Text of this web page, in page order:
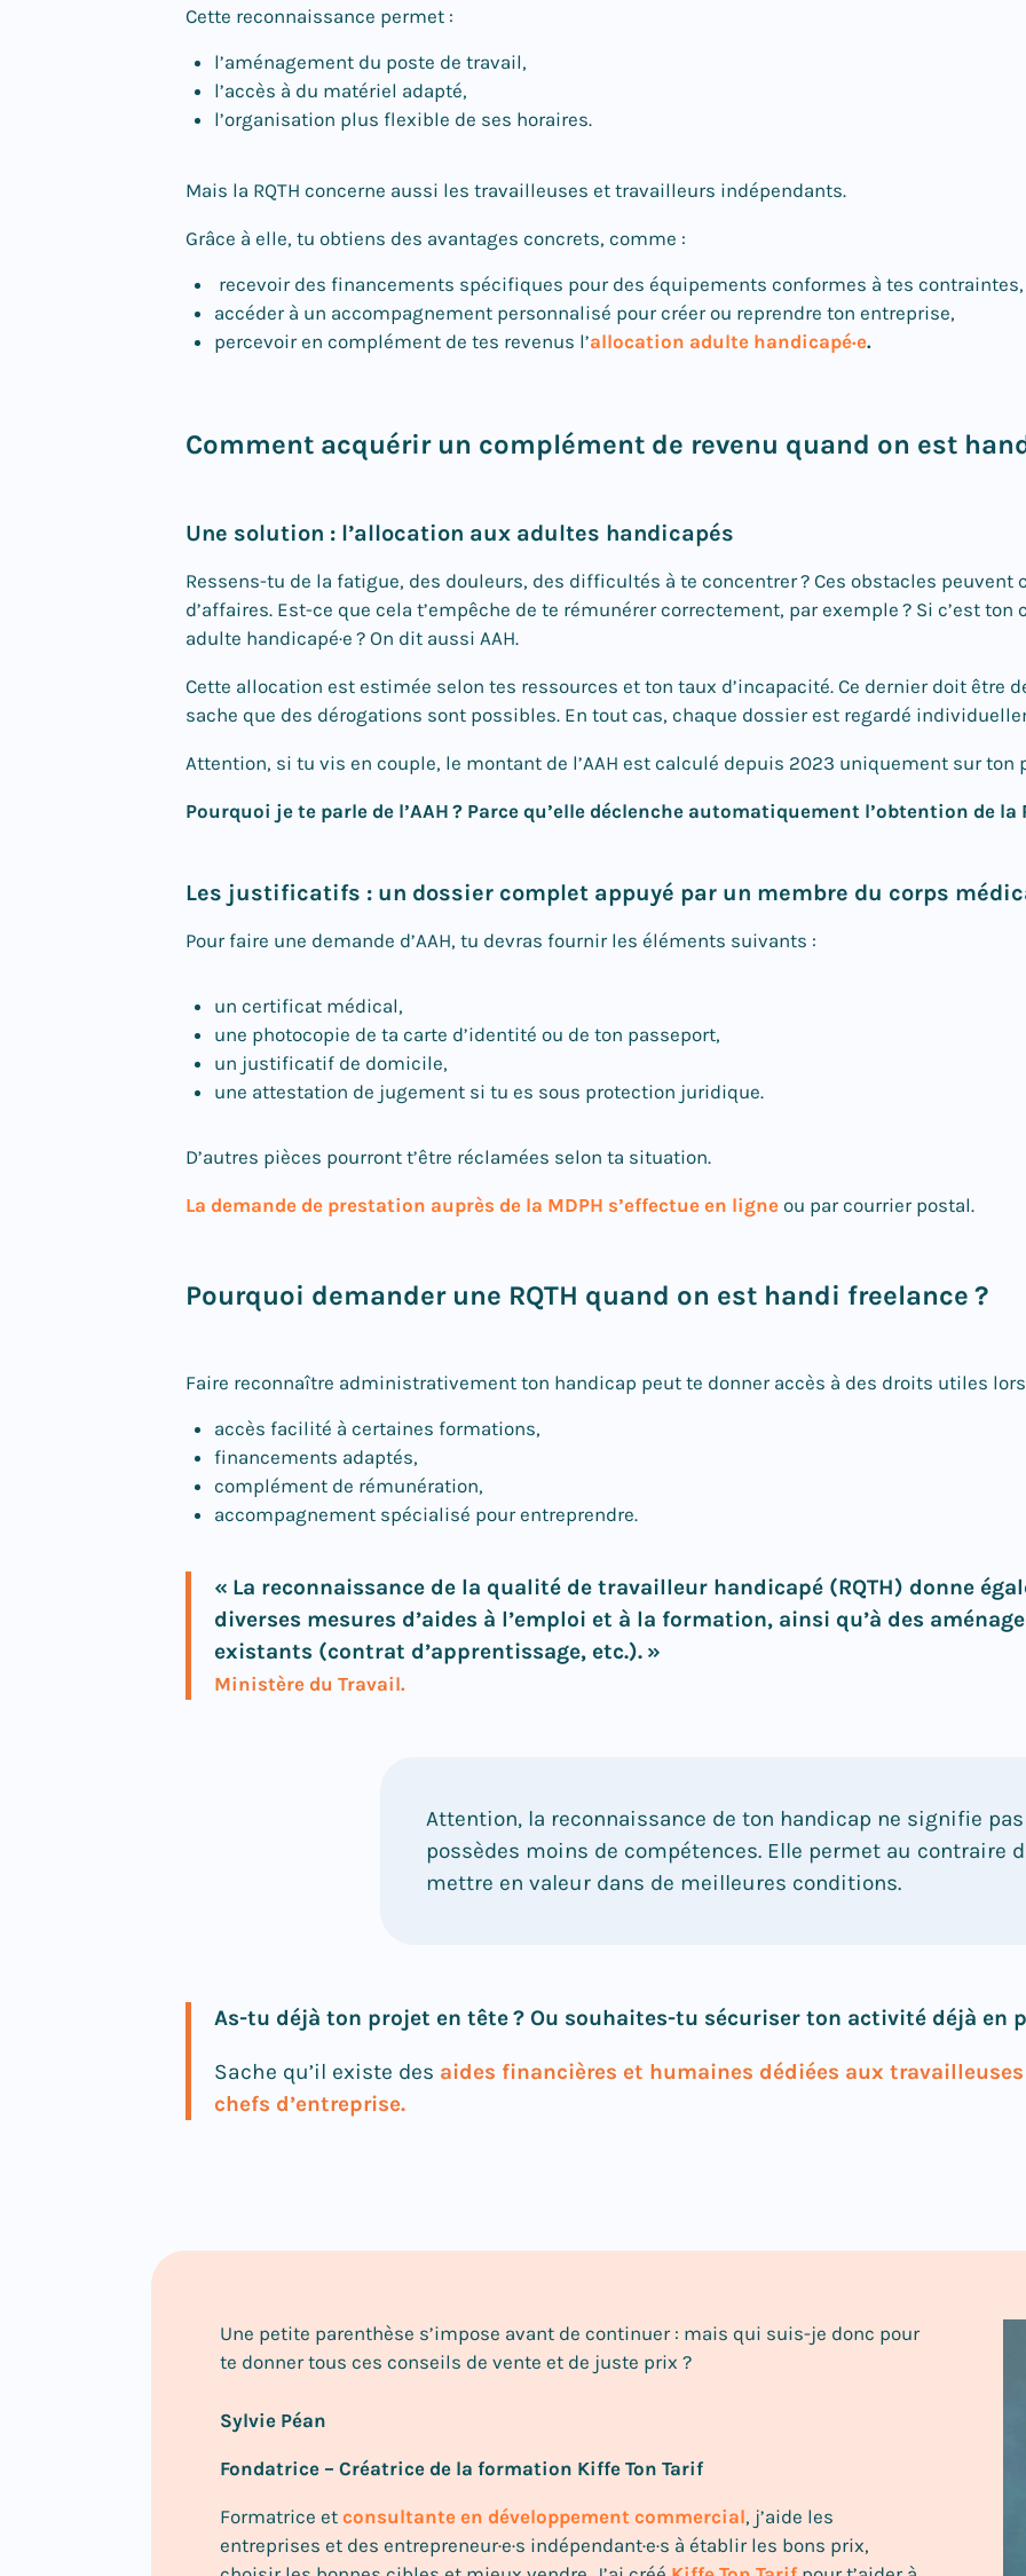
Cette reconnaissance permet :
l’aménagement du poste de travail,
l’accès à du matériel adapté,
l’organisation plus flexible de ses horaires.
Mais la RQTH concerne aussi les travailleuses et travailleurs indépendants.
Grâce à elle, tu obtiens des avantages concrets, comme :
recevoir des financements spécifiques pour des équipements conformes à tes contraintes,
accéder à un accompagnement personnalisé pour créer ou reprendre ton entreprise,
percevoir en complément de tes revenus l’allocation adulte handicapé·e.
Comment acquérir un complément de revenu quand on est
Une solution : l’allocation aux adultes handicapés
Ressens-tu de la fatigue, des douleurs, des difficultés à te concentrer ? Ces obstacles
d’affaires. Est-ce que cela t’empêche de te rémunérer correctement, par exemple ? Si c’est
adulte handicapé·e ? On dit aussi AAH.
Cette allocation est estimée selon tes ressources et ton taux d’incapacité. Ce dernier doit être
sache que des dérogations sont possibles. En tout cas, chaque dossier est regardé
Attention, si tu vis en couple, le montant de l’AAH est calculé depuis 2023 uniquement sur ton
Pourquoi je te parle de l’AAH ? Parce qu’elle déclenche automatiquement l’obtention de la
Les justificatifs : un dossier complet appuyé par un membre du corps
Pour faire une demande d’AAH, tu devras fournir les éléments suivants :
un certificat médical,
une photocopie de ta carte d’identité ou de ton passeport,
un justificatif de domicile,
une attestation de jugement si tu es sous protection juridique.
D’autres pièces pourront t’être réclamées selon ta situation.
La demande de prestation auprès de la MDPH s’effectue en ligne ou par courrier postal.
Pourquoi demander une RQTH quand on est handi freelance ?
Faire reconnaître administrativement ton handicap peut te donner accès à des droits utiles
accès facilité à certaines formations,
financements adaptés,
complément de rémunération,
accompagnement spécialisé pour entreprendre.
« La reconnaissance de la qualité de travailleur handicapé (RQTH) donne
diverses mesures d’aides à l’emploi et à la formation, ainsi qu’à des
existants (contrat d’apprentissage, etc.). »
Ministère du Travail.
Attention, la reconnaissance de ton handicap ne signifie
possèdes moins de compétences. Elle permet au contraire
mettre en valeur dans de meilleures conditions.
As-tu déjà ton projet en tête ? Ou souhaites-tu sécuriser ton activité déjà en
Sache qu’il existe des aides financières et humaines dédiées aux
chefs d’entreprise.
Une petite parenthèse s’impose avant de continuer : mais qui suis-je donc pour
te donner tous ces conseils de vente et de juste prix ?
Sylvie Péan
Fondatrice – Créatrice de la formation Kiffe Ton Tarif
Formatrice et consultante en développement commercial, j’aide les
entreprises et des entrepreneur·e·s indépendant·e·s à établir les bons prix,